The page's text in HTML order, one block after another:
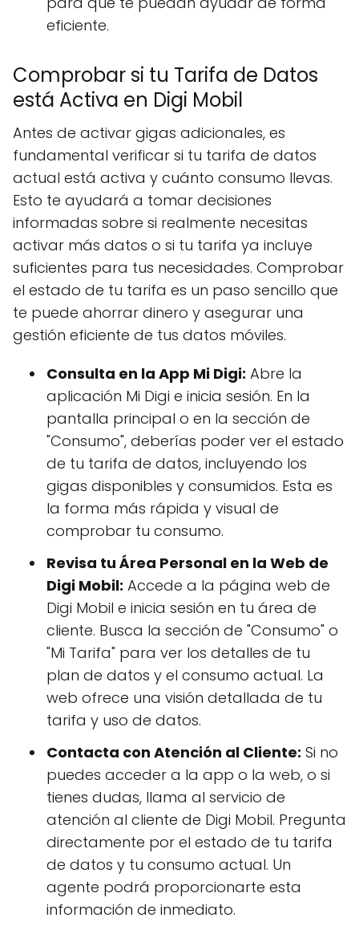
eficiente.
Comprobar si tu Tarifa de Datos
está Activa en Digi Mobil
Antes de activar gigas adicionales, es
fundamental verificar si tu tarifa de datos
actual está activa y cuánto consumo llevas.
Esto te ayudará a tomar decisiones
informadas sobre si realmente necesitas
activar más datos o si tu tarifa ya incluye
suficientes para tus necesidades. Comprobar
el estado de tu tarifa es un paso sencillo que
te puede ahorrar dinero y asegurar una
gestión eficiente de tus datos móviles.
Consulta en la App Mi Digi: Abre la
aplicación Mi Digi e inicia sesión. En la
pantalla principal o en la sección de
"Consumo", deberías poder ver el estado
de tu tarifa de datos, incluyendo los
gigas disponibles y consumidos. Esta es
la forma más rápida y visual de
comprobar tu consumo.
Revisa tu Área Personal en la Web de
Digi Mobil: Accede a la página web de
Digi Mobil e inicia sesión en tu área de
cliente. Busca la sección de "Consumo" o
"Mi Tarifa" para ver los detalles de tu
plan de datos y el consumo actual. La
web ofrece una visión detallada de tu
tarifa y uso de datos.
Contacta con Atención al Cliente: Si no
puedes acceder a la app o la web, o si
tienes dudas, llama al servicio de
atención al cliente de Digi Mobil. Pregunta
directamente por el estado de tu tarifa
de datos y tu consumo actual. Un
agente podrá proporcionarte esta
información de inmediato.